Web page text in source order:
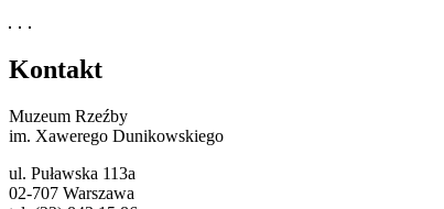
Kontakt
Muzeum Rzeźby
im. Xawerego Dunikowskiego
ul. Puławska 113a
02-707 Warszawa